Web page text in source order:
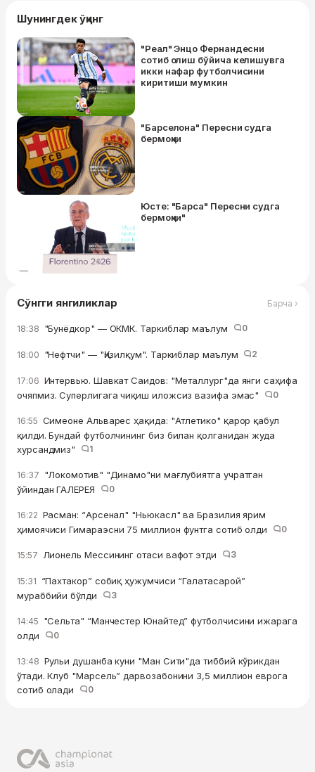
Шунингдек ўқинг
"Реал" Энцо Фернандесни
сотиб олиш бўйича келишувга
икки нафар футболчисини
киритиши мумкин
"Барселона" Пересни судга
бермоқчи
Юсте: "Барса" Пересни судга
бермоқчи"
Сўнгги янгиликлар Барча ›
18:38 "Бунёдкор" — ОКМК. Таркиблар маълум 0
18:00 "Нефтчи" — "Қизилқум". Таркиблар маълум 2
17:06 Интервью. Шавкат Саидов: "Металлург"да янги саҳифа
очяпмиз. Суперлигага чиқиш иложсиз вазифа эмас"
0
16:55 Симеоне Альварес ҳақида: "Атлетико" қарор қабул
қилди. Бундай футболчининг биз билан қолганидан жуда
хурсандмиз"
1
16:37 "Локомотив" "Динамо"ни мағлубиятга учратган
ўйиндан ГАЛЕРЕЯ
0
16:22 Расман: “Арсенал" "Ньюкасл" ва Бразилия ярим
ҳимоячиси Гимараэсни 75 миллион фунтга сотиб олди
0
15:57 Лионель Мессининг отаси вафот этди 3
15:31 “Пахтакор” собиқ ҳужумчиси “Галатасарой”
мураббийи бўлди
3
14:45 "Сельта" “Манчестер Юнайтед” футболчисини ижарага
олди
0
13:48 Рульи душанба куни "Ман Сити"да тиббий кўрикдан
ўтади. Клуб "Марсель” дарвозабонини 3,5 миллион еврога
сотиб олади
0